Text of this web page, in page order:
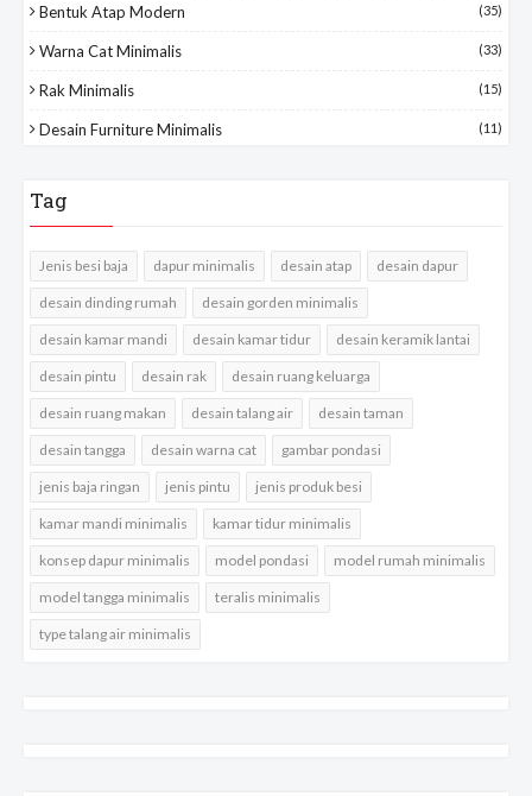
Bentuk Atap Modern (35)
Warna Cat Minimalis (33)
Rak Minimalis (15)
Desain Furniture Minimalis (11)
Tag
Jenis besi baja dapur minimalis desain atap desain dapur
desain dinding rumah desain gorden minimalis
desain kamar mandi desain kamar tidur desain keramik lantai
desain pintu desain rak desain ruang keluarga
desain ruang makan desain talang air desain taman
desain tangga desain warna cat gambar pondasi
jenis baja ringan jenis pintu jenis produk besi
kamar mandi minimalis kamar tidur minimalis
konsep dapur minimalis model pondasi model rumah minimalis
model tangga minimalis teralis minimalis
type talang air minimalis